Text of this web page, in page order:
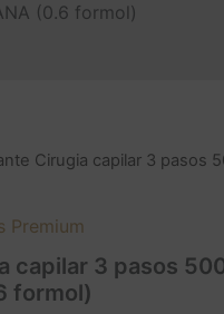
(0.6 formol)
Cirugia capilar 3 pasos
Premium
capilar 3 pasos
formol)